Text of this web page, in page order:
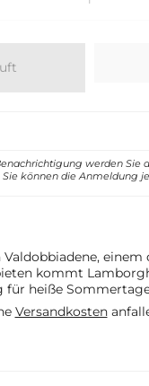
werden Sie
können die Anmeldung
einem
kommt
für heiße
Versandkosten